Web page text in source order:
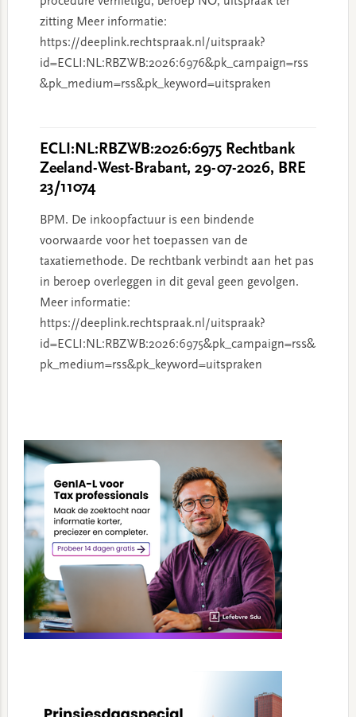
zitting Meer informatie:
https://deeplink.rechtspraak.nl/uitspraak?
id=ECLI:NL:RBZWB:2026:6976&pk_campaign=rss
&pk_medium=rss&pk_keyword=uitspraken
ECLI:NL:RBZWB:2026:6975 Rechtbank
Zeeland-West-Brabant, 29-07-2026, BRE
23/11074
BPM. De inkoopfactuur is een bindende
voorwaarde voor het toepassen van de
taxatiemethode. De rechtbank verbindt aan het pas
in beroep overleggen in dit geval geen gevolgen.
Meer informatie:
https://deeplink.rechtspraak.nl/uitspraak?
id=ECLI:NL:RBZWB:2026:6975&pk_campaign=rss&
pk_medium=rss&pk_keyword=uitspraken
Sidebar